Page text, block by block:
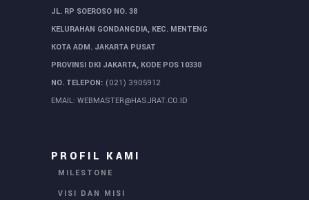
JL. RP SOEROSO NO. 38
KELURAHAN GONDANGDIA, KEC. MENTENG
KOTA ADM. JAKARTA PUSAT
PROVINSI DKI JAKARTA, KODE POS 10330
NO. TELEPON: (021) 3905912
EMAIL: WEBMASTER@HASJRAT.CO.ID
PROFIL KAMI
MILESTONE
VISI DAN MISI